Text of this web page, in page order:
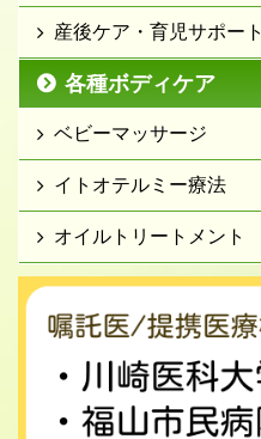
産後ケア・育児サポート
各種ボディケア
ベビーマッサージ
イトオテルミー療法
オイルトリートメント